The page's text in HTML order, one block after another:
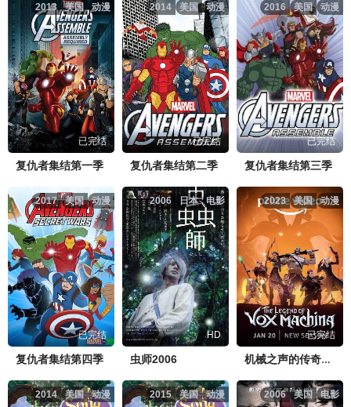
动漫
美国
2013
已完结
复仇者集结第一季
动漫
美国
2014
已完结
复仇者集结第二季
动漫
美国
2016
已完结
复仇者集结第三季
动漫
美国
2017
已完结
复仇者集结第四季
电影
日本
2006
HD
虫师2006
动漫
美国
2023
已完结
机械之声的传奇第二季
动漫
美国
2014 动漫
美国
2015 电影
美国
2006